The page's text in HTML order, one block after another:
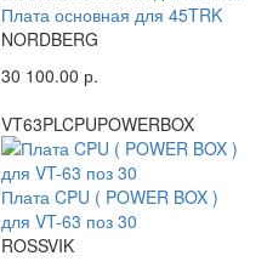
Плата основная для 45TRK
NORDBERG
30 100.00 р.
VT63PLCPUPOWERBOX
Плата CPU ( POWER BOX )
для VT-63 поз 30
ROSSVIK